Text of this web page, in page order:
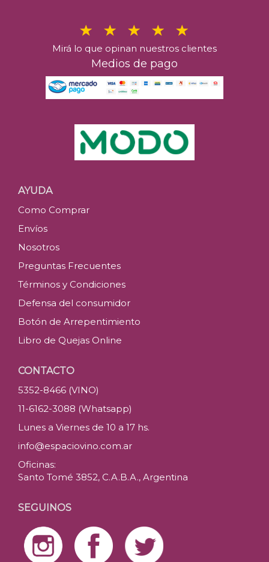
Mirá lo que opinan nuestros clientes
Medios de pago
AYUDA
Como Comprar
Envíos
Nosotros
Preguntas Frecuentes
Términos y Condiciones
Defensa del consumidor
Botón de Arrepentimiento
Libro de Quejas Online
CONTACTO
5352-8466 (VINO)
11-6162-3088 (Whatsapp)
Lunes a Viernes de 10 a 17 hs.
info@espaciovino.com.ar
Oficinas:
Santo Tomé 3852, C.A.B.A., Argentina
SEGUINOS